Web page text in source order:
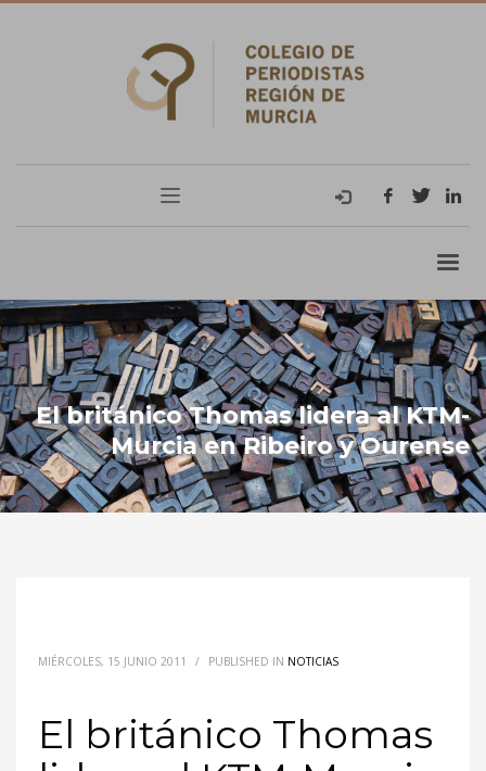
El británico Thomas lidera al KTM-
Murcia en Ribeiro y Ourense
MIÉRCOLES, 15 JUNIO 2011 / PUBLISHED IN NOTICIAS
El británico Thomas